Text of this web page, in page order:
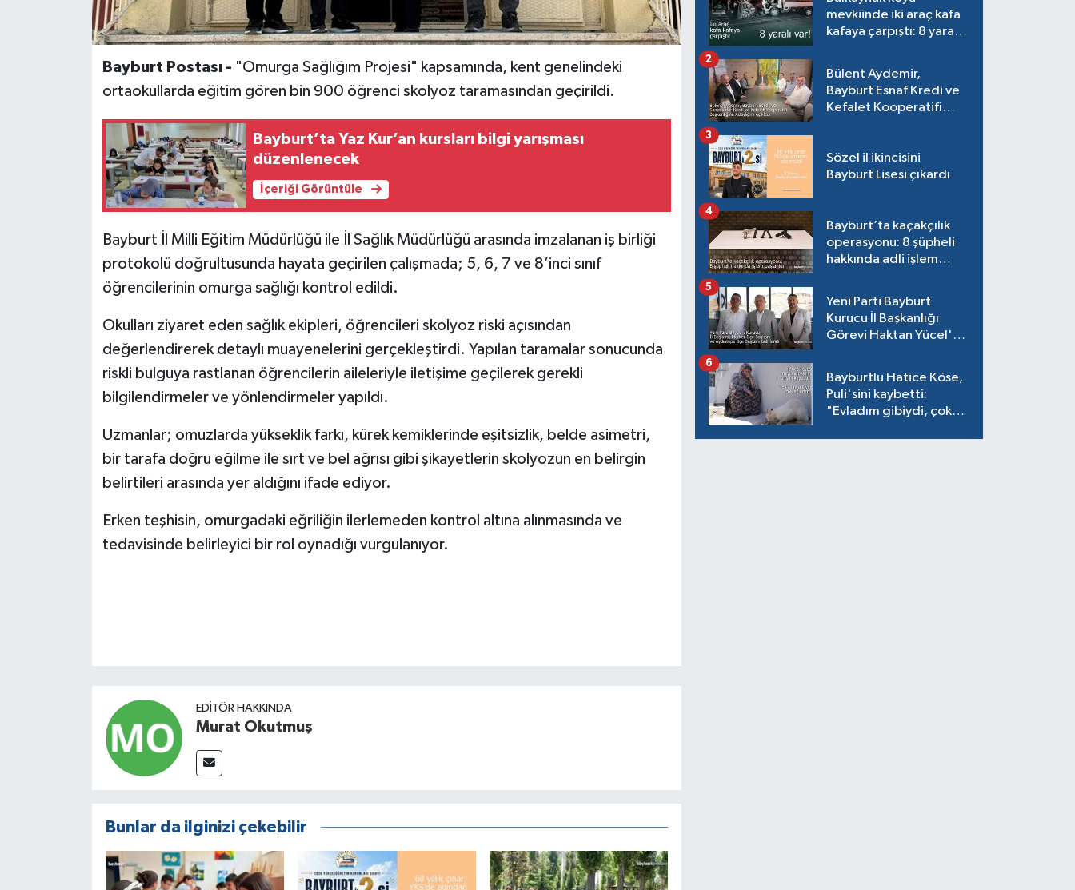
Bayburt Postası - "Omurga Sağlığım Projesi" kapsamında, kent genelindeki
ortaokullarda eğitim gören bin 900 öğrenci skolyoz taramasından geçirildi.
Bayburt’ta Yaz Kur’an kursları bilgi yarışması
düzenlenecek
İçeriği Görüntüle
Bayburt İl Milli Eğitim Müdürlüğü ile İl Sağlık Müdürlüğü arasında imzalanan iş birliği
protokolü doğrultusunda hayata geçirilen çalışmada; 5, 6, 7 ve 8’inci sınıf
öğrencilerinin omurga sağlığı kontrol edildi.
Okulları ziyaret eden sağlık ekipleri, öğrencileri skolyoz riski açısından
değerlendirerek detaylı muayenelerini gerçekleştirdi. Yapılan taramalar sonucunda
riskli bulguya rastlanan öğrencilerin aileleriyle iletişime geçilerek gerekli
bilgilendirmeler ve yönlendirmeler yapıldı.
Uzmanlar; omuzlarda yükseklik farkı, kürek kemiklerinde eşitsizlik, belde asimetri,
bir tarafa doğru eğilme ile sırt ve bel ağrısı gibi şikayetlerin skolyozun en belirgin
belirtileri arasında yer aldığını ifade ediyor.
Erken teşhisin, omurgadaki eğriliğin ilerlemeden kontrol altına alınmasında ve
tedavisinde belirleyici bir rol oynadığı vurgulanıyor.
EDITÖR HAKKINDA
Murat Okutmuş
Bunlar da ilginizi çekebilir
mevkiinde iki araç kafa
kafaya çarpıştı: 8 yaralı
Bülent Aydemir,
Bayburt Esnaf Kredi ve
Kefalet Kooperatifi
2
Sözel il ikincisini
Bayburt Lisesi çıkardı
3
Bayburt’ta kaçakçılık
operasyonu: 8 şüpheli
hakkında adli işlem
4
Yeni Parti Bayburt
Kurucu İl Başkanlığı
Görevi Haktan Yücel'e
5
Bayburtlu Hatice Köse,
Puli'sini kaybetti:
"Evladım gibiydi, çok
6